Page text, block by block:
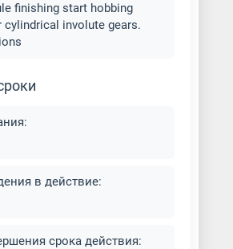
металла
станках
на горизонтально-
станках
отверстий в
finishing start hobbing
involute gears.
в действие:
срока действия: